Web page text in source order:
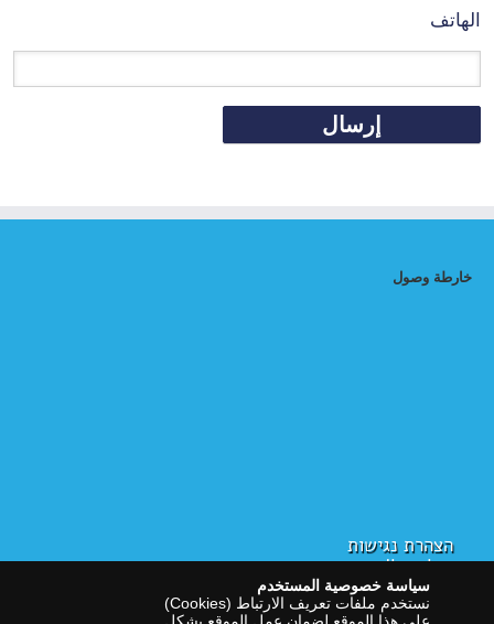
الهاتف
خارطة وصول
הצהרת נגישות
سياسة الخصوصية
سياسة خصوصية المستخدم
نستخدم ملفات تعريف الارتباط (Cookies)